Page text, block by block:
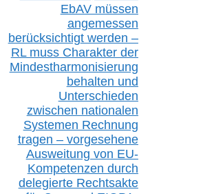
EbAV müssen
angemessen
berücksichtigt werden –
RL mussCharakter der
Mindestharmonisierung
behalten und
Unterschieden
zwischen nationalen
Systemen Rechnung
tragen – vorgesehene
Ausweitung von EU-
Kompetenzen durch
delegierte Rechtsakte